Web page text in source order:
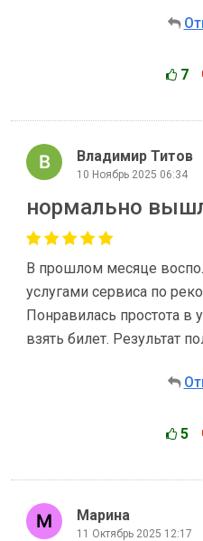
7
Владимир Титов
10 Ноябрь 2025 06:34
нормально
В прошлом месяце
услугами сервиса по
Понравилась простота в
взять билет. Результат
5
Марина
11 Октябрь 2025 12:17